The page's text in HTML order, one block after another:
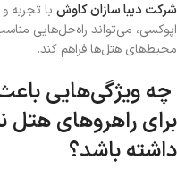
شرکت دیبا سازان کاوش با
اپوکسی، می‌تواند راه‌حل‌هایی
محیط‌های هتل‌ها فراهم کند.
چه ویژگی‌هایی
برای راهروهای هتل
داشته باشد؟